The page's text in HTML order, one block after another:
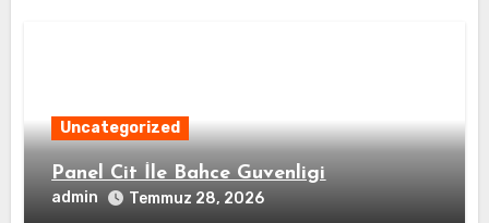
Uncategorized
Panel Cit İle Bahce Guvenligi
admin Temmuz 28, 2026